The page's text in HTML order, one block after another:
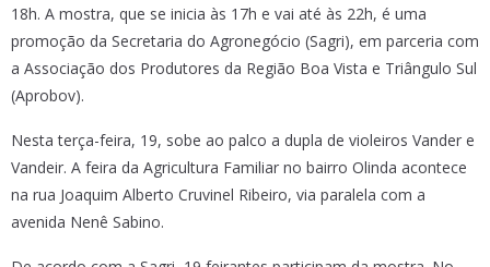
18h. A mostra, que se inicia às 17h e vai até às 22h, é uma
promoção da Secretaria do Agronegócio (Sagri), em parceria com
a Associação dos Produtores da Região Boa Vista e Triângulo Sul
(Aprobov).
Nesta terça-feira, 19, sobe ao palco a dupla de violeiros Vander e
Vandeir. A feira da Agricultura Familiar no bairro Olinda acontece
na rua Joaquim Alberto Cruvinel Ribeiro, via paralela com a
avenida Nenê Sabino.